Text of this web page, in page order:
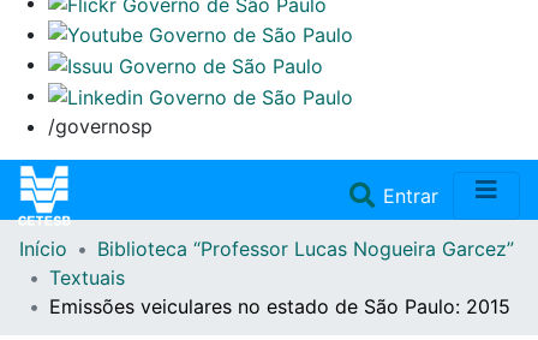
/governosp
Entrar(current)
Home
Início
Biblioteca “Professor Lucas Nogueira Garcez”
Textuais
Emissões veiculares no estado de São Paulo: 2015